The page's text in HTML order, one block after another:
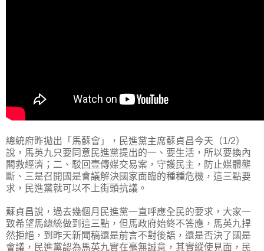
總統府昨拋出「馬蘇會」，民進黨主席蘇貞昌今天（1/2）
說，馬英九只要同意民進黨提出的一、要生活，所以要換內
閣救經濟；二、駁回壹傳媒交易案，守護民主，防止媒體壟
斷、三是召開國是會議解決國家面臨的種種危機，這三點要
求，民進黨就可以不上街頭抗議。
蘇貞昌說，過去幾個月民進黨一直呼應全民的要求，大家一
致希望馬總統做到這三點，但馬政府始終不答應，馬英九捍
然拒絕，到昨天新聞稿還是前言不對後語，還是否決了國是
會議，民進黨認為馬英九實在毫無誠意，其實縱使見面，民